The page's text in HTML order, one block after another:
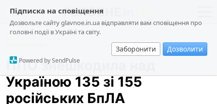
Підписка на сповіщення
Дозвольте сайту glavnoe.in.ua відправляти вам сповіщення про
головні події в Україні та світу.
Заборонити Дозволити
Powered by SendPulse
новини
про проєкт
суспільство
події
Суспільство
ППО знешкодила над
Україною 135 зі 155
російських БпЛА